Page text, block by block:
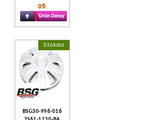
0
Stokda
BSG30-996-016